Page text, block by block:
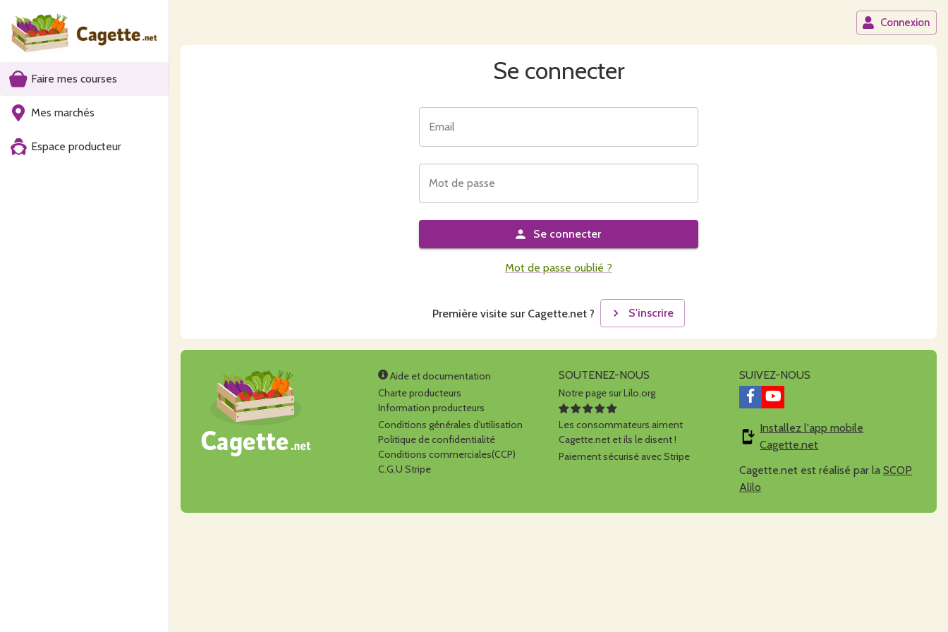
Faire mes courses
Mes marchés
Espace producteur
Connexion
Se connecter
Email
Mot de passe
Se connecter
Mot de passe oublié ?
Première visite sur Cagette.net ? S'inscrire
Aide et documentation
Charte producteurs
Information producteurs
Conditions générales d'utilisation
Politique de confidentialité
Conditions commerciales(CCP)
C.G.U Stripe
SOUTENEZ-NOUS
Notre page sur Lilo.org
Les consommateurs aiment
Cagette.net et ils le disent !
Paiement sécurisé avec Stripe
SUIVEZ-NOUS
Installez l'app mobile
Cagette.net
Cagette.net est réalisé par la SCOP
Alilo